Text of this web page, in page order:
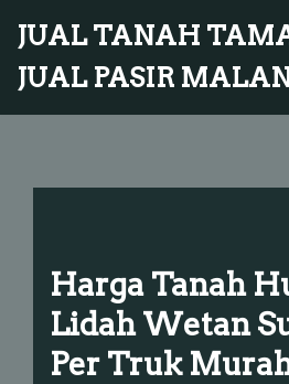
ke
konten
JUAL TANAH
JUAL PASIR
Harga Tanah
Lidah Wetan
Per Truk